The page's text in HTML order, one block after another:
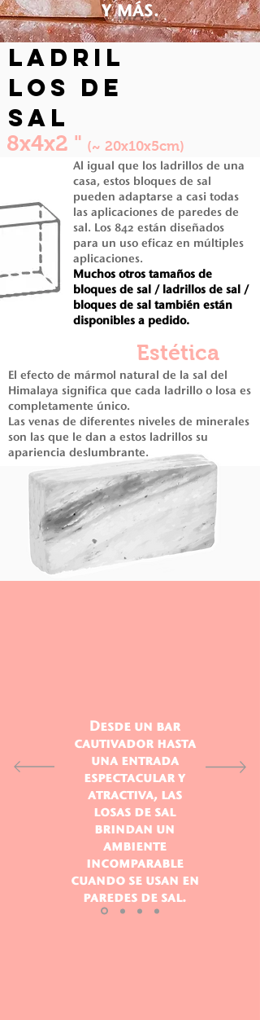
Y MÁS.
ladril
los de
sal
8x4x2 " (~ 20x10x5cm)
Al igual que los ladrillos de una
casa, estos bloques de sal
pueden adaptarse a casi todas
las aplicaciones de paredes de
sal. Los 842 están diseñados
para un uso eficaz en múltiples
aplicaciones.
Muchos otros tamaños de
bloques de sal / ladrillos de sal /
bloques de sal también están
disponibles a pedido.
Estética
El efecto de mármol natural de la sal del
Himalaya significa que cada ladrillo o losa es
completamente único.
Las venas de diferentes niveles de minerales
son las que le dan a estos ladrillos su
apariencia deslumbrante.
Desde un bar
cautivador hasta
una entrada
espectacular y
atractiva, las
losas de sal
brindan un
ambiente
incomparable
cuando se usan en
paredes de sal.